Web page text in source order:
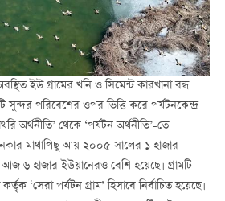
ইউ গ্রামের খনি ও সিমেন্ট কারখানা বন্ধ
পরিবেশের ওপর ভিত্তি করে পর্যটনকেন্দ্র
অর্থনীতি’ থেকে ‘পর্যটন অর্থনীতি’-তে
মাথাপিছু আয় ২০০৫ সালের ১ হাজার
৬ হাজার ইউয়ানেরও বেশি হয়েছে। গ্রামটি
‘সেরা পর্যটন গ্রাম’ হিসাবে নির্বাচিত হয়েছে।